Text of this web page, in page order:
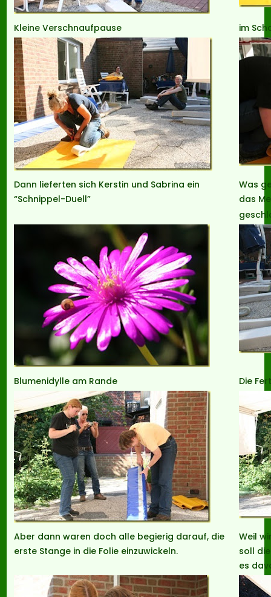
Kleine Verschnaufpause im
Dann lieferten sich Kerstin und Sabrina ein
“Schnippel-Duell”
Was
das
Blumenidylle am Rande Die
Aber dann waren doch alle begierig darauf, die
erste Stange in die Folie einzuwickeln.
Weil
soll
es